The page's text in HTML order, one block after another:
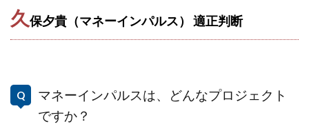
久 保夕貴（マネーインパルス） 適正判断
マネーインパルスは、どんなプロジェクト
ですか？